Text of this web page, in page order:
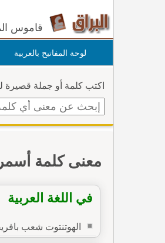
قاموس
لوحة المفاتيح بالعربية
اكتب كلمة أو جملة
معنى كلمة
في اللغة العربية
الهوتنتوت شعب